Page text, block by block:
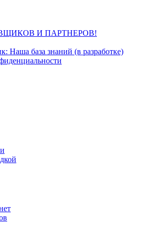
И ПАРТНЕРОВ!
Наша база знаний (в разработке)